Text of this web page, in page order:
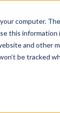
computer.
this
and other
be tracked